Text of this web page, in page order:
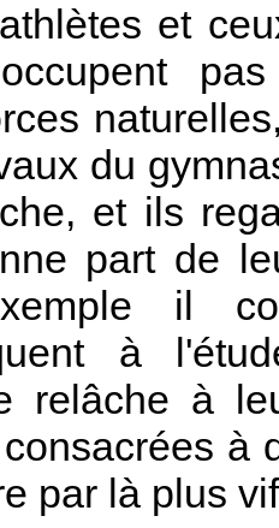
et
pas
du
et ils
part de
il
à
relâche à
à
par là plus